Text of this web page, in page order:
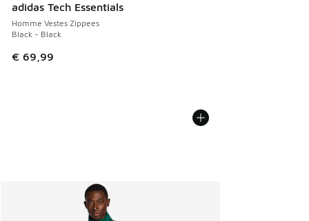
adidas Tech Essentials
Homme Vestes Zippees
Black - Black
€ 69,99